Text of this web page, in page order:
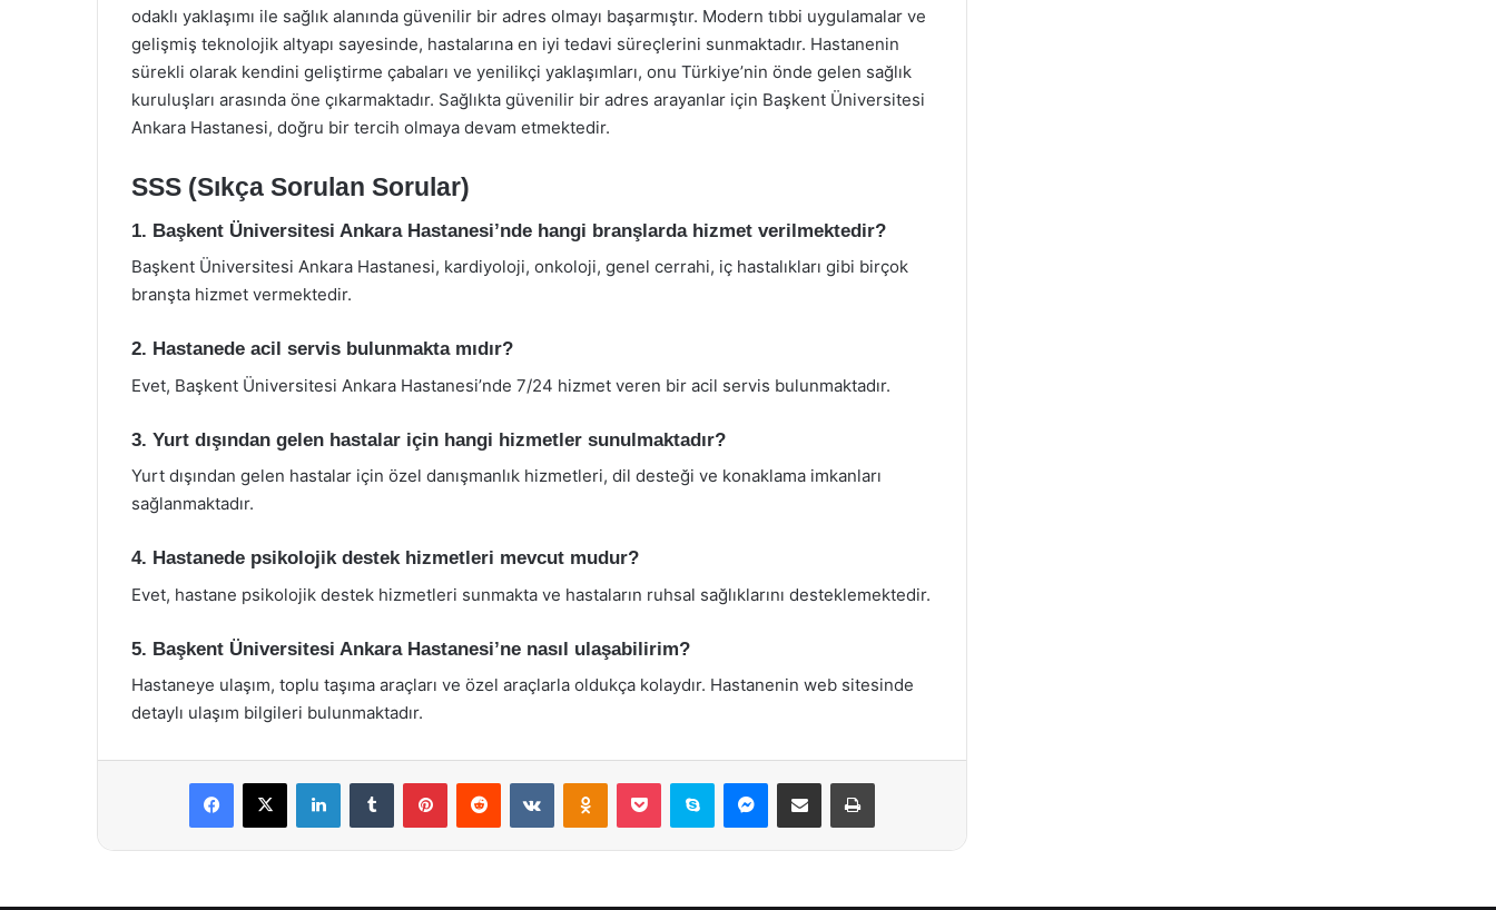
odaklı yaklaşımı ile sağlık alanında güvenilir bir adres olmayı başarmıştır. Modern tıbbi uygulamalar ve
gelişmiş teknolojik altyapı sayesinde, hastalarına en iyi tedavi süreçlerini sunmaktadır. Hastanenin
sürekli olarak kendini geliştirme çabaları ve yenilikçi yaklaşımları, onu Türkiye’nin önde gelen sağlık
kuruluşları arasında öne çıkarmaktadır. Sağlıkta güvenilir bir adres arayanlar için Başkent Üniversitesi
Ankara Hastanesi, doğru bir tercih olmaya devam etmektedir.
SSS (Sıkça Sorulan Sorular)
1. Başkent Üniversitesi Ankara Hastanesi’nde hangi branşlarda hizmet verilmektedir?
Başkent Üniversitesi Ankara Hastanesi, kardiyoloji, onkoloji, genel cerrahi, iç hastalıkları gibi birçok
branşta hizmet vermektedir.
2. Hastanede acil servis bulunmakta mıdır?
Evet, Başkent Üniversitesi Ankara Hastanesi’nde 7/24 hizmet veren bir acil servis bulunmaktadır.
3. Yurt dışından gelen hastalar için hangi hizmetler sunulmaktadır?
Yurt dışından gelen hastalar için özel danışmanlık hizmetleri, dil desteği ve konaklama imkanları
sağlanmaktadır.
4. Hastanede psikolojik destek hizmetleri mevcut mudur?
Evet, hastane psikolojik destek hizmetleri sunmakta ve hastaların ruhsal sağlıklarını desteklemektedir.
5. Başkent Üniversitesi Ankara Hastanesi’ne nasıl ulaşabilirim?
Hastaneye ulaşım, toplu taşıma araçları ve özel araçlarla oldukça kolaydır. Hastanenin web sitesinde
detaylı ulaşım bilgileri bulunmaktadır.
Facebook
X LinkedInTumblr PinterestReddit VKontakteOdnoklassniki
Pocket Skype Messenger
E-Posta ile paylaş Yazdır